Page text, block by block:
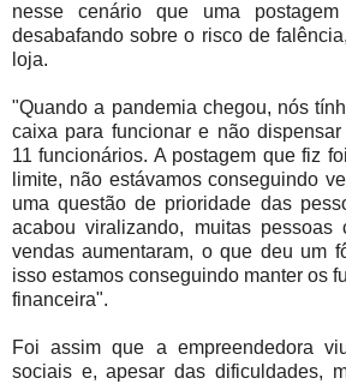
nesse cenário que uma
desabafando sobre o risco de
loja.
"Quando a pandemia chegou, nós
caixa para funcionar e não
11 funcionários. A postagem que fiz
limite, não estávamos conseguindo
uma questão de prioridade das
acabou viralizando, muitas pessoas
vendas aumentaram, o que deu um
isso estamos conseguindo manter os
financeira".
Foi assim que a empreendedora
sociais e, apesar das dificuldades,